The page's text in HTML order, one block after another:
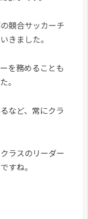
競合サッカーチ
きました。
を務めることも
。
など、常にクラ
ラスのリーダー
すね。